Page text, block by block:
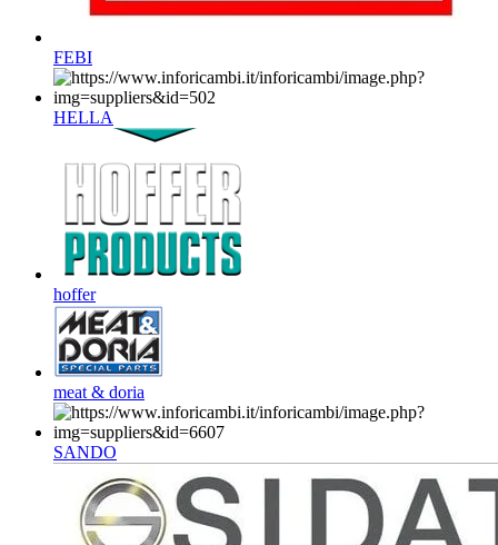
FEBI
HELLA
hoffer
meat & doria
SANDO